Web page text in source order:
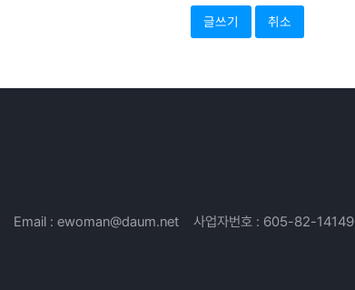
취소
Email : ewoman@daum.net 사업자번호 : 605-82-14149